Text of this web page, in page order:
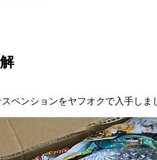
ペンションをヤフオクで入手しま